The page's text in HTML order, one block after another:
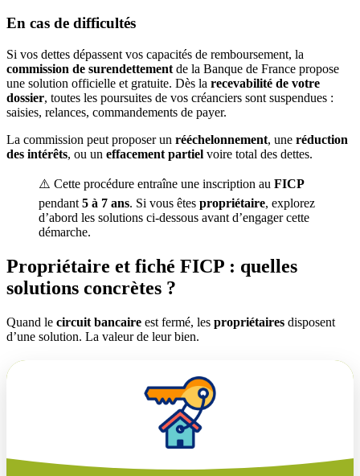
En cas de difficultés
Si vos dettes dépassent vos capacités de remboursement, la
commission de surendettement de la Banque de France propose
une solution officielle et gratuite. Dès la recevabilité de votre
dossier, toutes les poursuites de vos créanciers sont suspendues :
saisies, relances, commandements de payer.
La commission peut proposer un rééchelonnement, une réduction
des intérêts, ou un effacement partiel voire total des dettes.
⚠️ Cette procédure entraîne une inscription au FICP
pendant 5 à 7 ans. Si vous êtes propriétaire, explorez
d’abord les solutions ci-dessous avant d’engager cette
démarche.
Propriétaire et fiché FICP : quelles
solutions concrètes ?
Quand le circuit bancaire est fermé, les propriétaires disposent
d’une solution. La valeur de leur bien.